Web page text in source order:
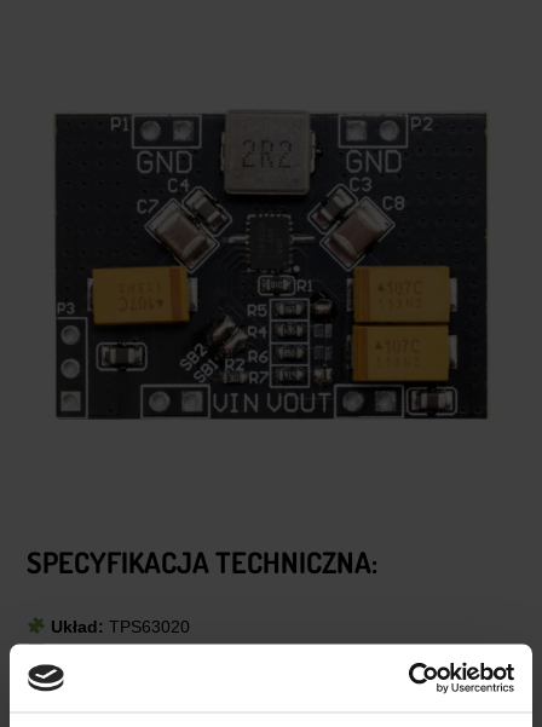
SPECYFIKACJA TECHNICZNA:
Układ: TPS63020
Napięcie wejściowe:
1,8 V – 5,5 V (zalecane powyżej 2 V)